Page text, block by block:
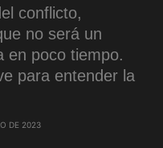
conflicto,
no será un
en poco tiempo.
para entender la
DE 2023